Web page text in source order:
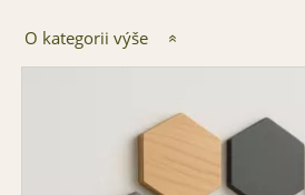
O kategorii výše